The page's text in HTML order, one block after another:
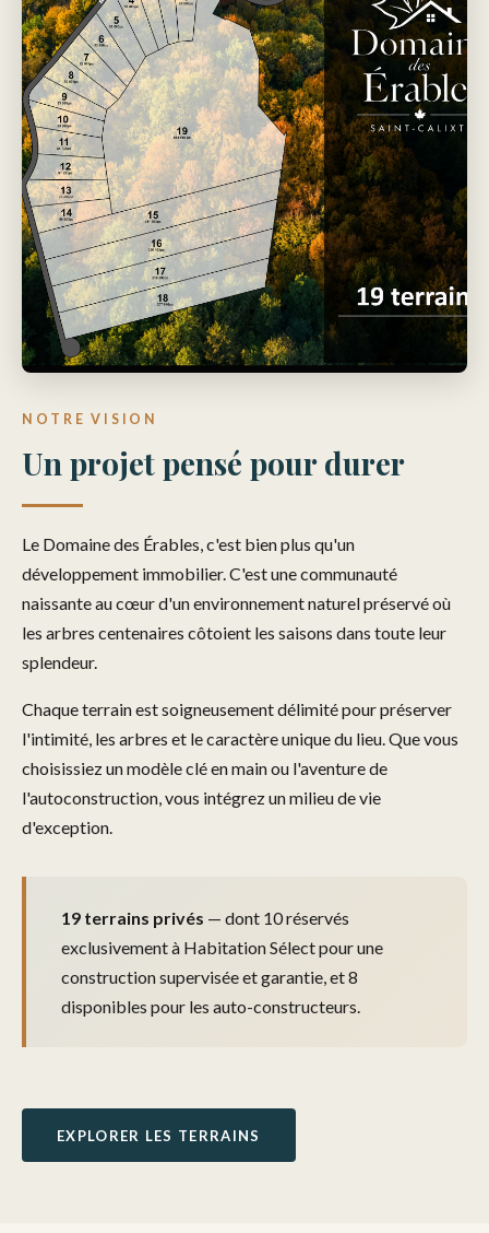
NOTRE VISION
Un projet pensé pour durer
Le Domaine des Érables, c'est bien plus qu'un
développement immobilier. C'est une communauté
naissante au cœur d'un environnement naturel préservé où
les arbres centenaires côtoient les saisons dans toute leur
splendeur.
Chaque terrain est soigneusement délimité pour préserver
l'intimité, les arbres et le caractère unique du lieu. Que vous
choisissiez un modèle clé en main ou l'aventure de
l'autoconstruction, vous intégrez un milieu de vie
d'exception.
19 terrains privés — dont 10 réservés
exclusivement à Habitation Sélect pour une
construction supervisée et garantie, et 8
disponibles pour les auto-constructeurs.
EXPLORER LES TERRAINS